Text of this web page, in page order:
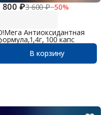
800 ₽3 600 ₽−50%
Антиоксидантная
100 капс
В корзину